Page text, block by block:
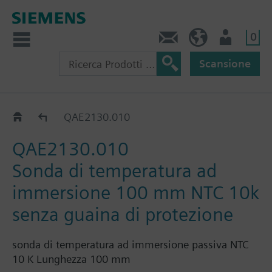
0
Scansione
QAE21..QAE2130.010
QAE2130.010
Sonda di temperatura ad
immersione 100 mm NTC 10k
senza guaina di protezione
sonda di temperatura ad immersione passiva NTC
10 K Lunghezza 100 mm